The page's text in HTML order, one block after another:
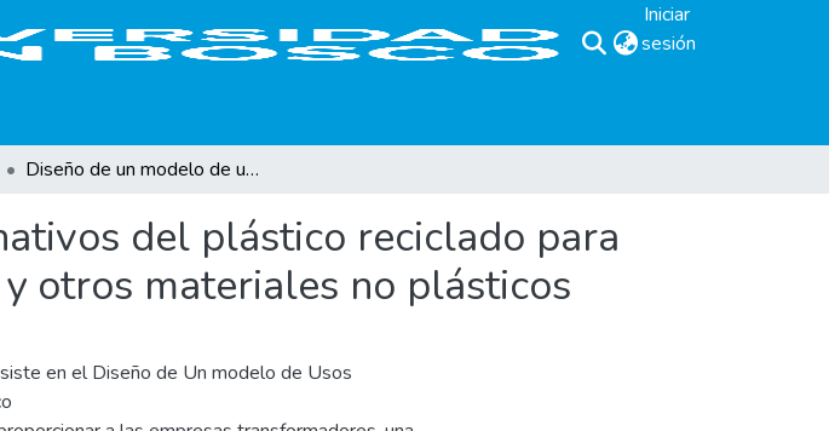
Iniciar
sesión
Diseño de un modelo de usos alternativos del plástico reciclado para sustitución de materia prima virgen y otros materiales no plásticos
del plástico reciclado para
otros materiales no plásticos
en el Diseño de Un modelo de Usos